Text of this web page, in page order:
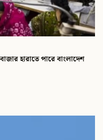
হারাতে পারে বাংলাদেশ